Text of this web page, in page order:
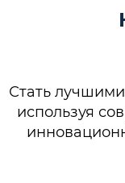
Стать
используя